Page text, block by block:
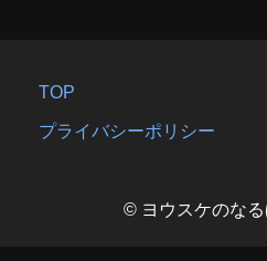
TOP
プライバシーポリシー
© ヨウスケのなる